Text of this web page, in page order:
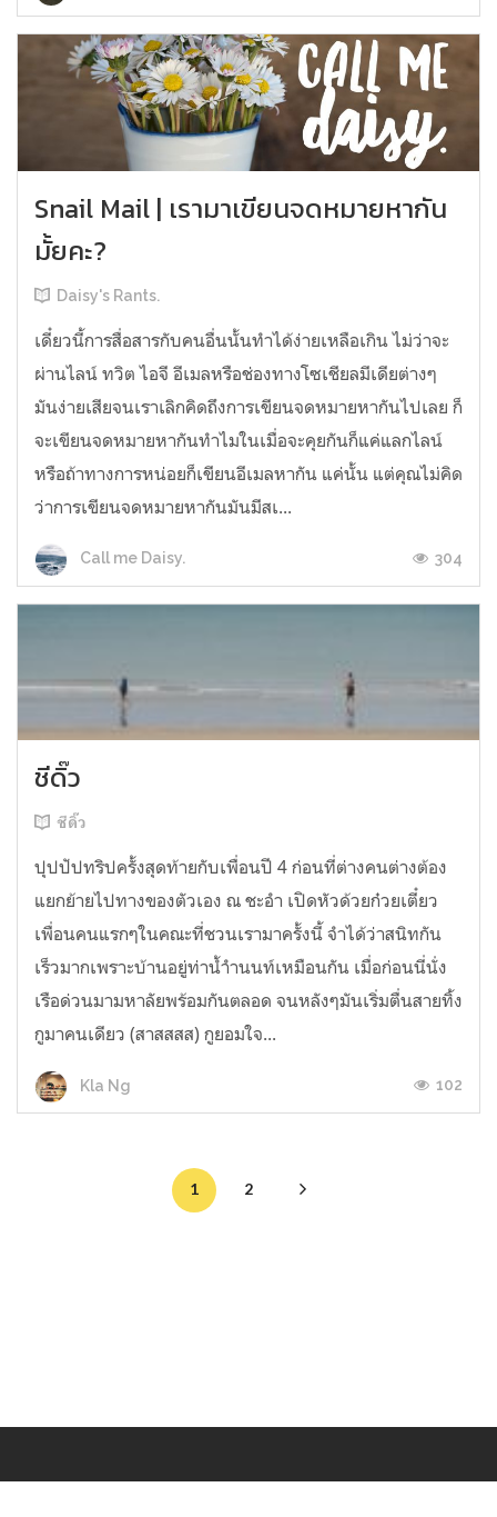
Snail Mail | เรามาเขียนจดหมายหากัน
มั้ยคะ?
Daisy's Rants.
เดี๋ยวนี้การสื่อสารกับคนอื่นนั้นทำได้ง่ายเหลือเกิน ไม่ว่าจะ
ผ่านไลน์ ทวิต ไอจี อีเมลหรือช่องทางโซเชียลมีเดียต่างๆ
มันง่ายเสียจนเราเลิกคิดถึงการเขียนจดหมายหากันไปเลย ก็
จะเขียนจดหมายหากันทำไมในเมื่อจะคุยกันก็แค่แลกไลน์
หรือถ้าทางการหน่อยก็เขียนอีเมลหากัน แค่นั้น แต่คุณไม่คิด
ว่าการเขียนจดหมายหากันมันมีสเ...
Call me Daisy. 304
ชีดิ๊ว
ชีดิ๊ว
ปุปปัปทริปครั้งสุดท้ายกับเพื่อนปี 4 ก่อนที่ต่างคนต่างต้อง
แยกย้ายไปทางของตัวเอง ณ ชะอำ เปิดหัวด้วยก๋วยเตี๋ยว
เพื่อนคนแรกๆในคณะที่ชวนเรามาครั้งนี้ จำได้ว่าสนิทกัน
เร็วมากเพราะบ้านอยู่ท่าน้ำำนนท์เหมือนกัน เมื่อก่อนนี่นั่ง
เรือด่วนมามหาลัยพร้อมกันตลอด จนหลังๆมันเริ่มตื่นสายทิ้ง
กูมาคนเดียว (สาสสสส) กูยอมใจ...
Kla Ng 102
1 2